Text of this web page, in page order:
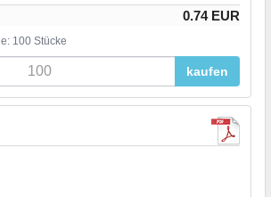
0.74 EUR
100 Stücke
kaufen